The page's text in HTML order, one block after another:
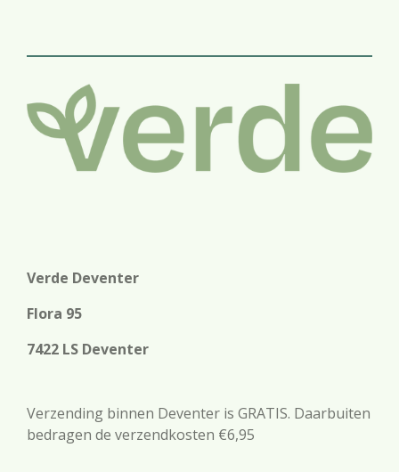
Verde Deventer
Flora 95
7422 LS Deventer
Verzending binnen Deventer is GRATIS. Daarbuiten
bedragen de verzendkosten €6,95